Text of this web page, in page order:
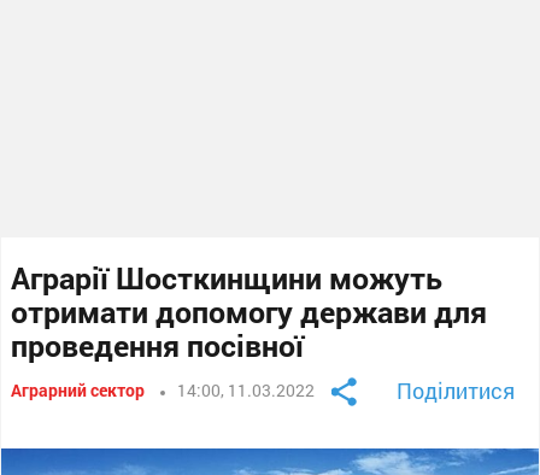
Аграрії Шосткинщини можуть
отримати допомогу держави для
проведення посівної
Аграрний сектор 14:00, 11.03.2022 Поділитися